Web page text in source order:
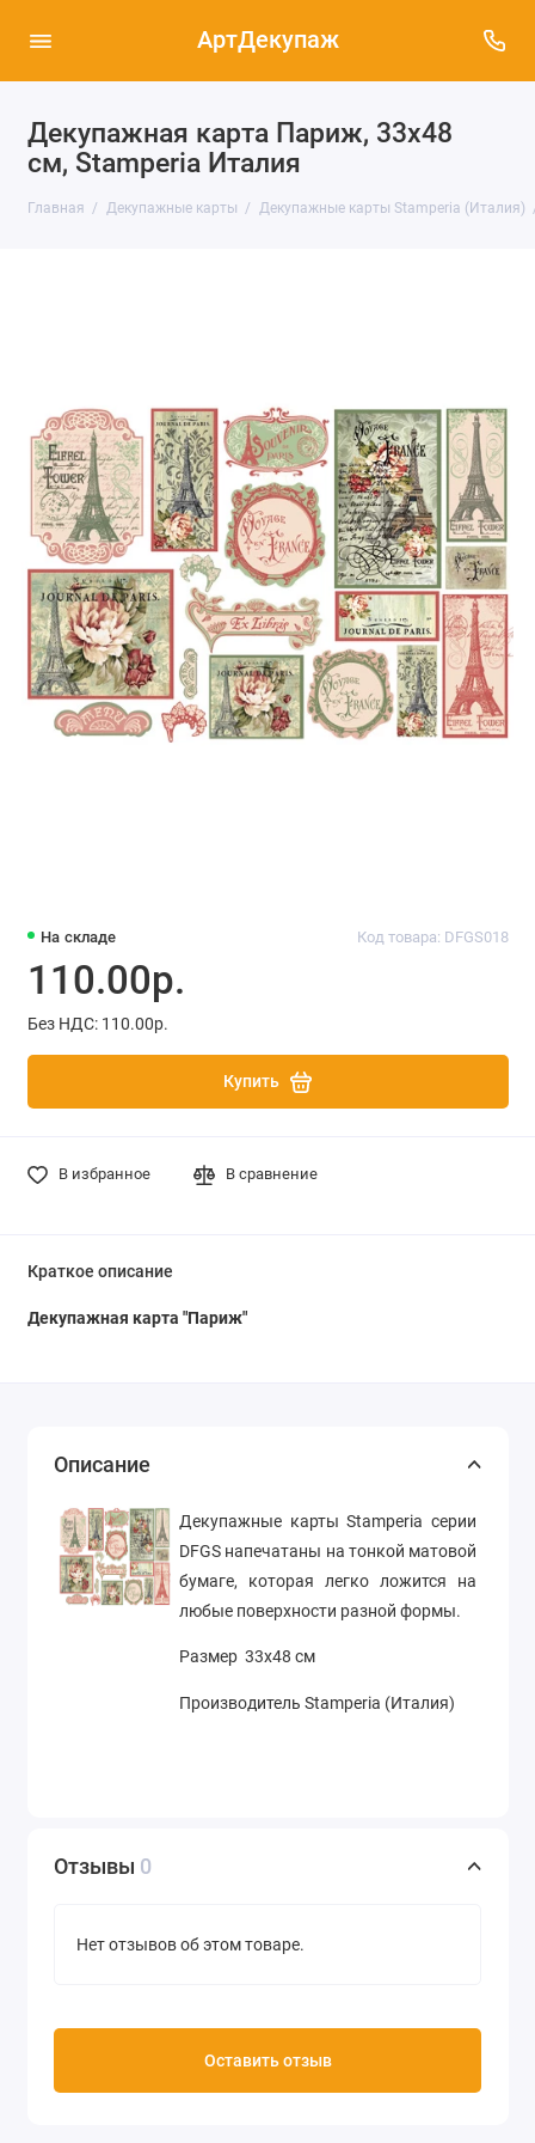
АртДекупаж
Декупажная карта Париж, 33х48
см, Stamperia Италия
Главная Декупажные карты Декупажные карты Stamperia (Италия)
На складе Код товара: DFGS018
110.00р.
Без НДС: 110.00р.
Купить
В избранное В сравнение
Краткое описание
Декупажная карта "Париж"
Описание
Декупажные карты Stamperia серии
DFGS напечатаны на тонкой матовой
бумаге, которая легко ложится на
любые поверхности разной формы.
Размер 33х48 см
Производитель Stamperia (Италия)
Отзывы 0
Нет отзывов об этом товаре.
Оставить отзыв